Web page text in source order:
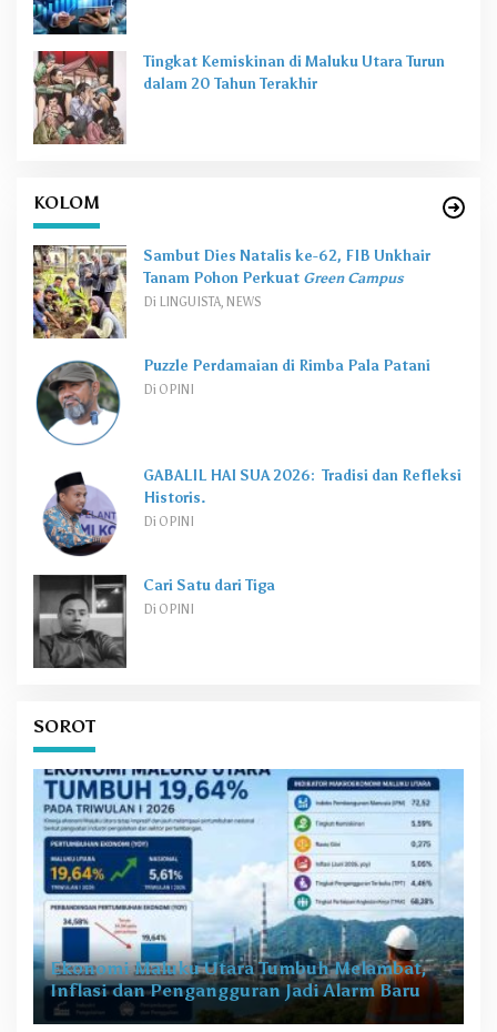
Tingkat Kemiskinan di Maluku Utara Turun
dalam 20 Tahun Terakhir
KOLOM
Sambut Dies Natalis ke-62, FIB Unkhair
Tanam Pohon Perkuat Green Campus
Di LINGUISTA, NEWS
Puzzle Perdamaian di Rimba Pala Patani
Di OPINI
GABALIL HAI SUA 2026: Tradisi dan Refleksi
Historis.
Di OPINI
Cari Satu dari Tiga
Di OPINI
SOROT
Ekonomi Maluku Utara Tumbuh Melambat,
Inflasi dan Pengangguran Jadi Alarm Baru